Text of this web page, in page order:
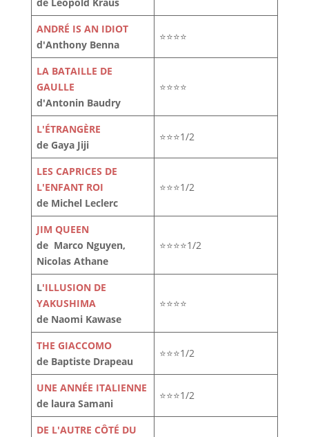
ANDRÉ IS AN IDIOT
d'Anthony Benna
⭐⭐⭐⭐
LA BATAILLE DE
GAULLE
d'Antonin Baudry
⭐⭐⭐⭐
L'ÉTRANGÈRE
de Gaya Jiji
⭐⭐⭐1/2
LES CAPRICES DE
L'ENFANT ROI
de Michel Leclerc
⭐⭐⭐1/2
JIM QUEEN
de Marco Nguyen,
Nicolas Athane
⭐⭐⭐⭐1/2
L'ILLUSION DE
YAKUSHIMA
de Naomi Kawase
⭐⭐⭐⭐
THE GIACCOMO
de Baptiste Drapeau
⭐⭐⭐1/2
UNE ANNÉE ITALIENNE
de laura Samani
⭐⭐⭐1/2
DE L'AUTRE CÔTÉ DU